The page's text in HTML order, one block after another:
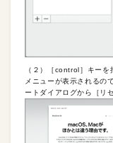
（２）［control］キー
メニューが表示されるの
ートダイアログから［リ